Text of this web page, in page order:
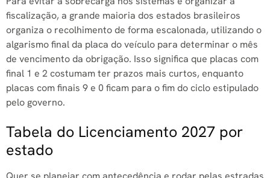
fiscalização, a grande maioria dos estados brasileiros
organiza o recolhimento de forma escalonada, utilizando o
algarismo final da placa do veículo para determinar o mês
de vencimento da obrigação. Isso significa que placas com
final 1 e 2 costumam ter prazos mais curtos, enquanto
placas com finais 9 e 0 ficam para o fim do ciclo estipulado
pelo governo.
Tabela do Licenciamento 2027 por
estado